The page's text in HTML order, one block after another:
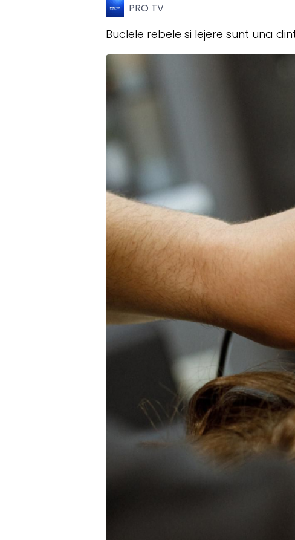
PRO TV
Buclele rebele si lejere sunt una